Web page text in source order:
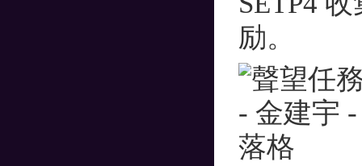
励。